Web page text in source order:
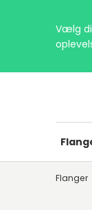
Vælg
Flanger